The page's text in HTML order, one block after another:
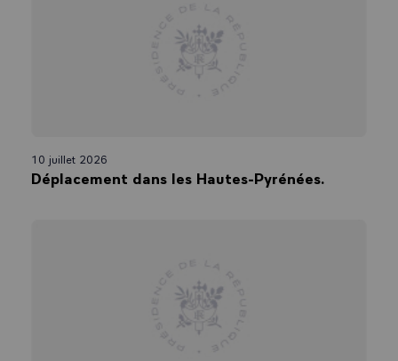
10 juillet 2026
Déplacement dans les Hautes-Pyrénées.